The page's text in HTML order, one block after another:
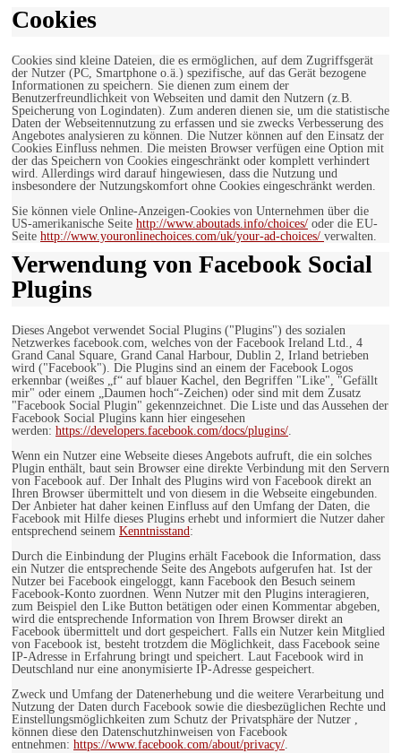
Cookies
Cookies sind kleine Dateien, die es ermöglichen, auf dem Zugriffsgerät
der Nutzer (PC, Smartphone o.ä.) spezifische, auf das Gerät bezogene
Informationen zu speichern. Sie dienen zum einem der
Benutzerfreundlichkeit von Webseiten und damit den Nutzern (z.B.
Speicherung von Logindaten). Zum anderen dienen sie, um die statistische
Daten der Webseitennutzung zu erfassen und sie zwecks Verbesserung des
Angebotes analysieren zu können. Die Nutzer können auf den Einsatz der
Cookies Einfluss nehmen. Die meisten Browser verfügen eine Option mit
der das Speichern von Cookies eingeschränkt oder komplett verhindert
wird. Allerdings wird darauf hingewiesen, dass die Nutzung und
insbesondere der Nutzungskomfort ohne Cookies eingeschränkt werden.
Sie können viele Online-Anzeigen-Cookies von Unternehmen über die
US-amerikanische Seite http://www.aboutads.info/choices/ oder die EU-
Seite http://www.youronlinechoices.com/uk/your-ad-choices/ verwalten.
Verwendung von Facebook Social
Plugins
Dieses Angebot verwendet Social Plugins ("Plugins") des sozialen
Netzwerkes facebook.com, welches von der Facebook Ireland Ltd., 4
Grand Canal Square, Grand Canal Harbour, Dublin 2, Irland betrieben
wird ("Facebook"). Die Plugins sind an einem der Facebook Logos
erkennbar (weißes „f“ auf blauer Kachel, den Begriffen "Like", "Gefällt
mir" oder einem „Daumen hoch“-Zeichen) oder sind mit dem Zusatz
"Facebook Social Plugin" gekennzeichnet. Die Liste und das Aussehen der
Facebook Social Plugins kann hier eingesehen
werden: https://developers.facebook.com/docs/plugins/.
Wenn ein Nutzer eine Webseite dieses Angebots aufruft, die ein solches
Plugin enthält, baut sein Browser eine direkte Verbindung mit den Servern
von Facebook auf. Der Inhalt des Plugins wird von Facebook direkt an
Ihren Browser übermittelt und von diesem in die Webseite eingebunden.
Der Anbieter hat daher keinen Einfluss auf den Umfang der Daten, die
Facebook mit Hilfe dieses Plugins erhebt und informiert die Nutzer daher
entsprechend seinem Kenntnisstand:
Durch die Einbindung der Plugins erhält Facebook die Information, dass
ein Nutzer die entsprechende Seite des Angebots aufgerufen hat. Ist der
Nutzer bei Facebook eingeloggt, kann Facebook den Besuch seinem
Facebook-Konto zuordnen. Wenn Nutzer mit den Plugins interagieren,
zum Beispiel den Like Button betätigen oder einen Kommentar abgeben,
wird die entsprechende Information von Ihrem Browser direkt an
Facebook übermittelt und dort gespeichert. Falls ein Nutzer kein Mitglied
von Facebook ist, besteht trotzdem die Möglichkeit, dass Facebook seine
IP-Adresse in Erfahrung bringt und speichert. Laut Facebook wird in
Deutschland nur eine anonymisierte IP-Adresse gespeichert.
Zweck und Umfang der Datenerhebung und die weitere Verarbeitung und
Nutzung der Daten durch Facebook sowie die diesbezüglichen Rechte und
Einstellungsmöglichkeiten zum Schutz der Privatsphäre der Nutzer ,
können diese den Datenschutzhinweisen von Facebook
entnehmen: https://www.facebook.com/about/privacy/.